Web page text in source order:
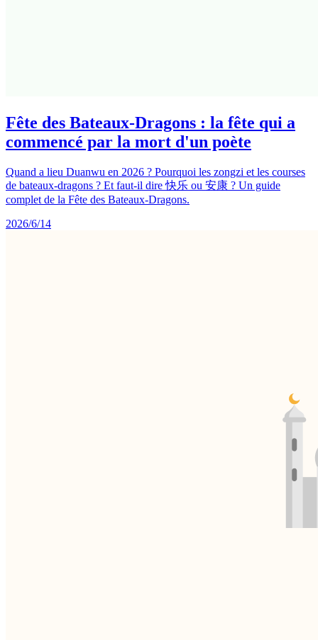
Fête des Bateaux-Dragons : la fête qui a
commencé par la mort d'un poète
Quand a lieu Duanwu en 2026 ? Pourquoi les zongzi et les courses
de bateaux-dragons ? Et faut-il dire 快乐 ou 安康 ? Un guide
complet de la Fête des Bateaux-Dragons.
2026/6/14